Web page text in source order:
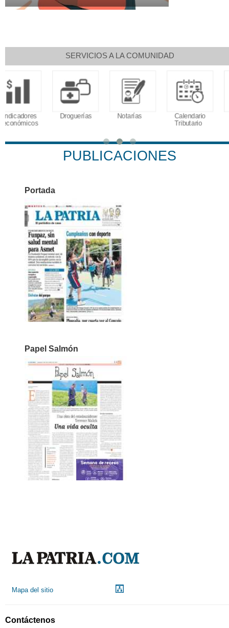
SERVICIOS A LA COMUNIDAD
Droguerías Notarías
Calendario
Sudoku
PUBLICACIONES
Portada
Papel Salmón
Mapa del sitio
Contáctenos